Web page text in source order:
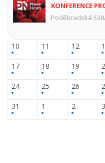
KONFERENCE
Poděbradská
10 11 12
17 18 19
24 25 26
31 1 2 3